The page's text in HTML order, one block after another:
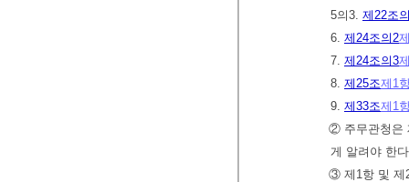
5의3. 제22조
6. 제24조의2
7. 제24조의3
8. 제25조제1
9. 제33조제1
② 주무관청은
게 알려야 한
③ 제1항 및 제